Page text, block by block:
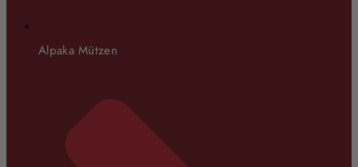
Alpaka Mützen